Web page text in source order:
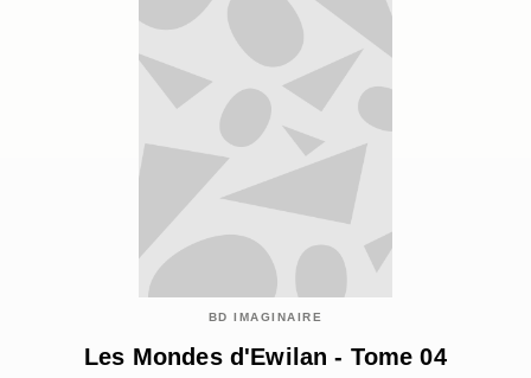
BD IMAGINAIRE
Les Mondes d'Ewilan - Tome 04